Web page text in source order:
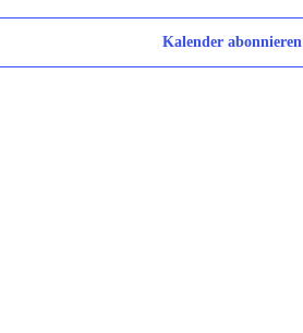
Kalender abonnieren